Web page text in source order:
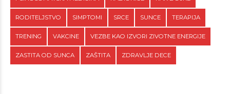
RODITELJSTVO SIMPTOMI SRCE SUNCE TERAPIJA
TRENING VAKCINE VEZBE KAO IZVORI ZIVOTNE ENERGIJE
ZASTITA OD SUNCA ZAŠTITA ZDRAVLJE DECE